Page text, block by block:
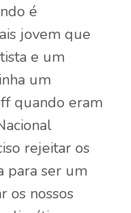
é
jovem que
e um
um
quando eram
rejeitar os
para ser um
os nossos